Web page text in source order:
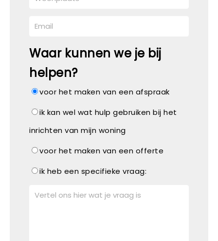
Waar kunnen we je bij
helpen?
voor het maken van een afspraak
ik kan wel wat hulp gebruiken bij het
inrichten van mijn woning
voor het maken van een offerte
ik heb een specifieke vraag: